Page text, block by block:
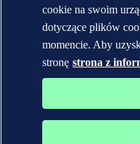
cookie na swoim
dotyczące plików
momencie. Aby
stronę strona z